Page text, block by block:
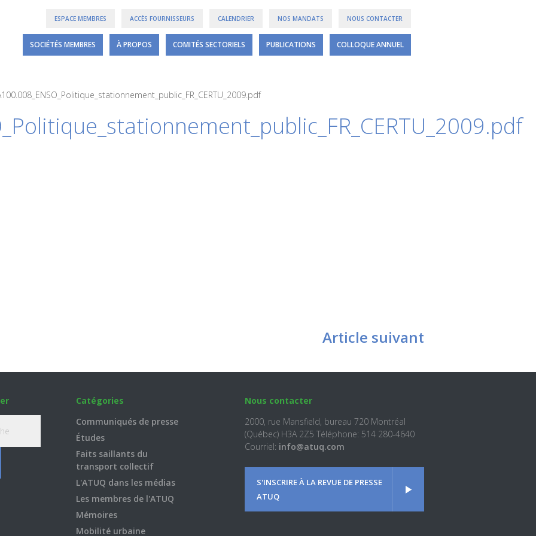
ESPACE MEMBRES ACCÈS FOURNISSEURS CALENDRIER NOS MANDATS NOUS CONTACTER
SOCIÉTÉS MEMBRES À PROPOS COMITÉS SECTORIELS PUBLICATIONS COLLOQUE ANNUEL
Article suivant
Catégories
Communiqués de presse
Études
Faits saillants du
transport collectif
L'ATUQ dans les médias
Les membres de l'ATUQ
Mémoires
Mobilité urbaine
Nous contacter
2000, rue Mansfield, bureau 720 Montréal
(Québec) H3A 2Z5 Téléphone: 514 280-4640
Courriel: info@atuq.com
S'INSCRIRE À LA REVUE DE PRESSE
ATUQ